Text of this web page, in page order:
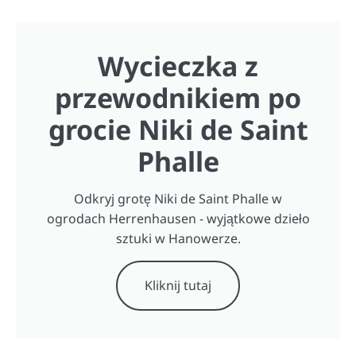
Wycieczka z
przewodnikiem po
grocie Niki de Saint
Phalle
Odkryj grotę Niki de Saint Phalle w
ogrodach Herrenhausen - wyjątkowe dzieło
sztuki w Hanowerze.
Kliknij tutaj